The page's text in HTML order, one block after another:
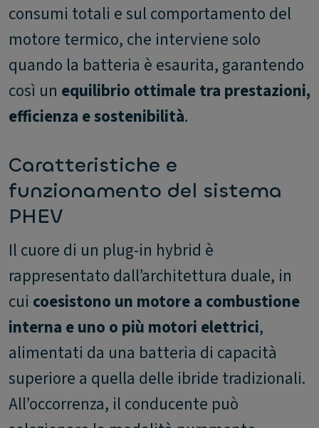
consumi totali e sul comportamento del
motore termico, che interviene solo
quando la batteria è esaurita, garantendo
così un equilibrio ottimale tra prestazioni,
efficienza e sostenibilità.
Caratteristiche e
funzionamento del sistema
PHEV
Il cuore di un plug-in hybrid è
rappresentato dall’architettura duale, in
cui coesistono un motore a combustione
interna e uno o più motori elettrici,
alimentati da una batteria di capacità
superiore a quella delle ibride tradizionali.
All’occorrenza, il conducente può